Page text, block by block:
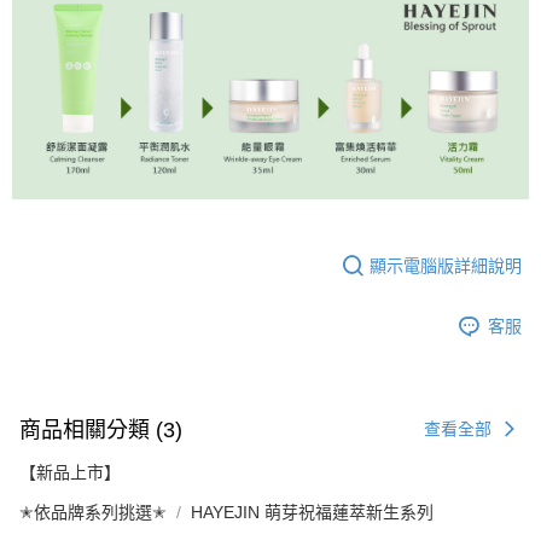
顯示電腦版詳細說明
客服
商品相關分類 (3) 查看全部
【新品上市】
✭依品牌系列挑選✭ HAYEJIN 萌芽祝福蓮萃新生系列